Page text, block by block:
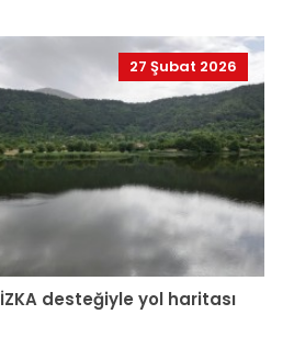
27 Şubat 2026
desteğiyle yol haritası